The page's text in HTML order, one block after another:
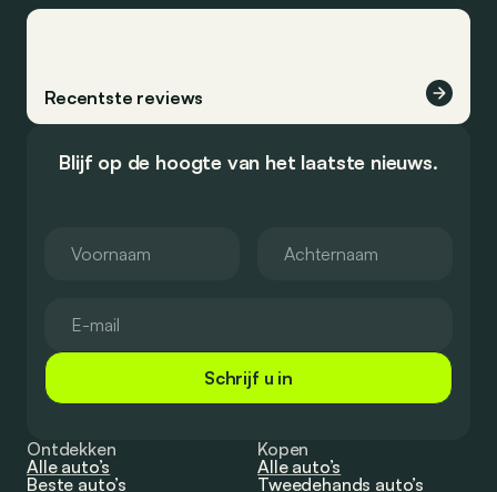
Recentste reviews
Blijf op de hoogte van het laatste nieuws.
Schrijf u in
Ontdekken
Alle auto’s
Beste auto’s
Kopen
Alle auto’s
Tweedehands auto’s